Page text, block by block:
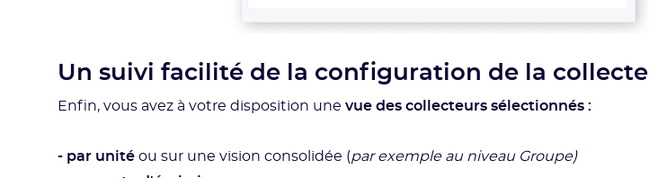
Un suivi facilité de la configuration de la collecte
Enfin, vous avez à votre disposition une vue des collecteurs sélectionnés :
- par unité ou sur une vision consolidée (par exemple au niveau Groupe)